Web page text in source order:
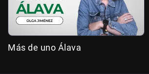
Más de uno Álava